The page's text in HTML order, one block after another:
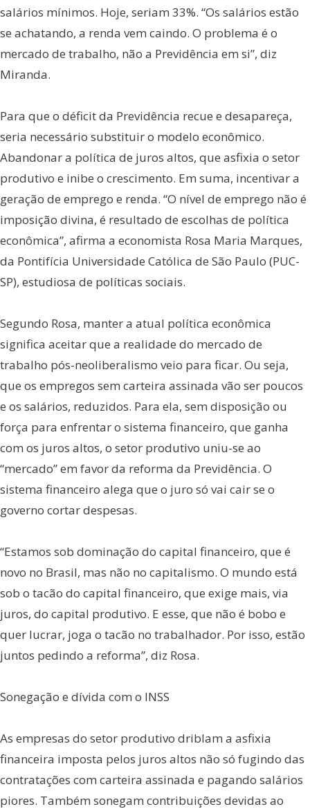
salários mínimos. Hoje, seriam 33%. “Os salários estão
se achatando, a renda vem caindo. O problema é o
mercado de trabalho, não a Previdência em si”, diz
Miranda.
Para que o déficit da Previdência recue e desapareça,
seria necessário substituir o modelo econômico.
Abandonar a política de juros altos, que asfixia o setor
produtivo e inibe o crescimento. Em suma, incentivar a
geração de emprego e renda. “O nível de emprego não é
imposição divina, é resultado de escolhas de política
econômica”, afirma a economista Rosa Maria Marques,
da Pontifícia Universidade Católica de São Paulo (PUC-
SP), estudiosa de políticas sociais.
Segundo Rosa, manter a atual política econômica
significa aceitar que a realidade do mercado de
trabalho pós-neoliberalismo veio para ficar. Ou seja,
que os empregos sem carteira assinada vão ser poucos
e os salários, reduzidos. Para ela, sem disposição ou
força para enfrentar o sistema financeiro, que ganha
com os juros altos, o setor produtivo uniu-se ao
“mercado” em favor da reforma da Previdência. O
sistema financeiro alega que o juro só vai cair se o
governo cortar despesas.
“Estamos sob dominação do capital financeiro, que é
novo no Brasil, mas não no capitalismo. O mundo está
sob o tacão do capital financeiro, que exige mais, via
juros, do capital produtivo. E esse, que não é bobo e
quer lucrar, joga o tacão no trabalhador. Por isso, estão
juntos pedindo a reforma”, diz Rosa.
Sonegação e dívida com o INSS
As empresas do setor produtivo driblam a asfixia
financeira imposta pelos juros altos não só fugindo das
contratações com carteira assinada e pagando salários
piores. Também sonegam contribuições devidas ao